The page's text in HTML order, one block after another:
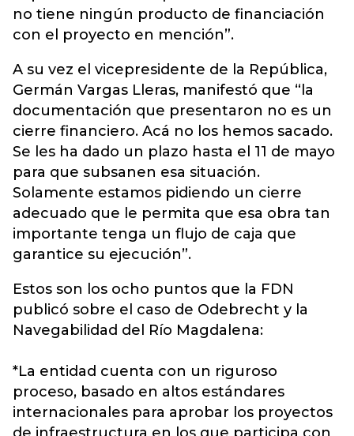
no tiene ningún producto de financiación
con el proyecto en mención”.
A su vez el vicepresidente de la República,
Germán Vargas Lleras, manifestó que “la
documentación que presentaron no es un
cierre financiero. Acá no los hemos sacado.
Se les ha dado un plazo hasta el 11 de mayo
para que subsanen esa situación.
Solamente estamos pidiendo un cierre
adecuado que le permita que esa obra tan
importante tenga un flujo de caja que
garantice su ejecución”.
Estos son los ocho puntos que la FDN
publicó sobre el caso de Odebrecht y la
Navegabilidad del Río Magdalena:
*La entidad cuenta con un riguroso
proceso, basado en altos estándares
internacionales para aprobar los proyectos